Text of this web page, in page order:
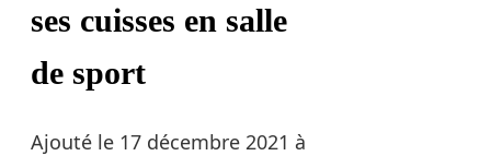
ses cuisses en salle
de sport
Ajouté le 17 décembre 2021 à